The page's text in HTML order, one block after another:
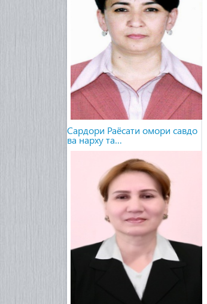
Сардори Раёсати омори савдо
ва нарху та…